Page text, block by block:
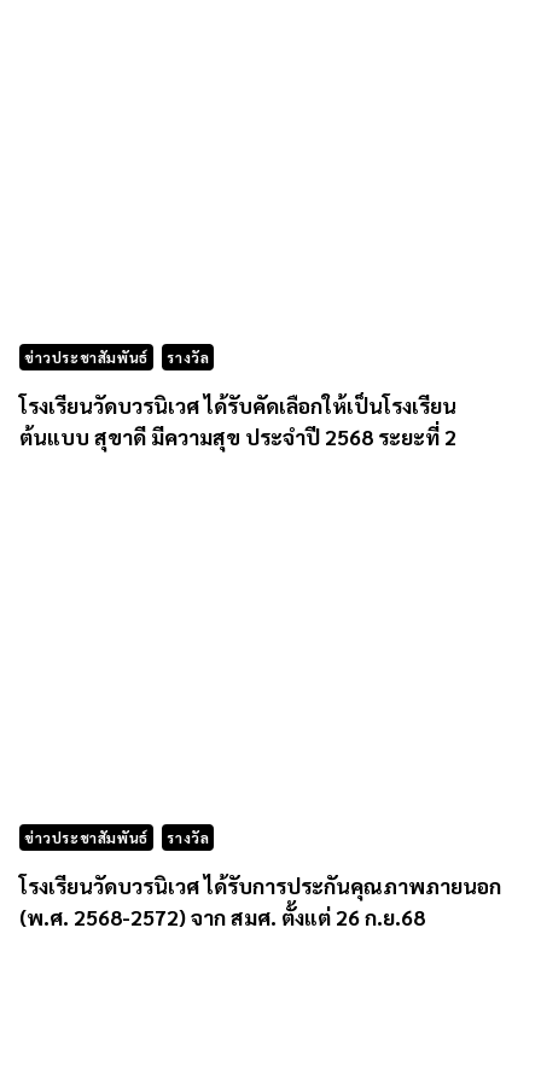
ข่าวประชาสัมพันธ์ รางวัล
โรงเรียนวัดบวรนิเวศ ได้รับคัดเลือกให้เป็นโรงเรียน
ต้นแบบ สุขาดี มีความสุข ประจำปี 2568 ระยะที่ 2
ข่าวประชาสัมพันธ์ รางวัล
โรงเรียนวัดบวรนิเวศ ได้รับการประกันคุณภาพภายนอก
(พ.ศ. 2568-2572) จาก สมศ. ตั้งแต่ 26 ก.ย.68